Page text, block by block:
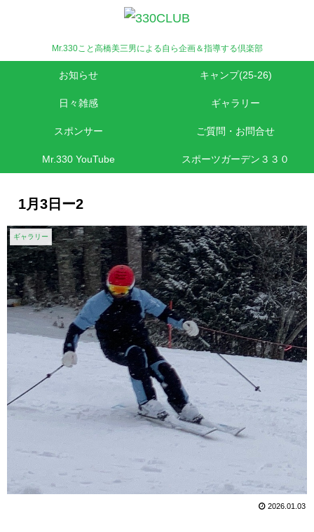
Mr.330こと高橋美三男による自ら企画＆指導する倶楽部
お知らせ キャンプ(25-26)
日々雑感 ギャラリー
スポンサー ご質問・お問合せ
Mr.330 YouTube スポーツガーデン３３０
1月3日ー2
ギャラリー
2026.01.03